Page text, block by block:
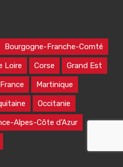
Bourgogne-Franche-Comté
Loire Corse Grand Est
Martinique
Occitanie
Alpes-Côte d’Azur